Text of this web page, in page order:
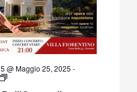
@ Maggio 25, 2025 -
O’